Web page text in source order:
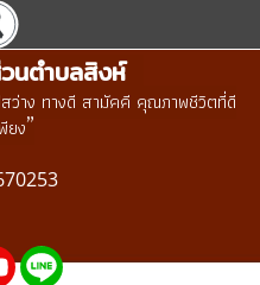
นตำบลสิงห์
สว่าง ทางดี สามัคคี คุณภาพชีวิตที่ดี
ยง”